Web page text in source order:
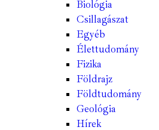
Biológia
Csillagászat
Egyéb
Élettudomány
Fizika
Földrajz
Földtudomány
Geológia
Hírek